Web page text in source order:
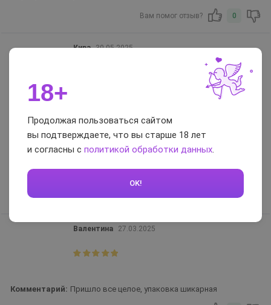
Вам помог отзыв? 0
Кира 30.05.2025
Недостатки:
Комментарий:
планирую перейти на тренажер
Вам помог отзыв? 0
Валентина 27.03.2025
Комментарий: Пришло все целое, упаковка шикарная
18+
Продолжая пользоваться сайтом
вы подтверждаете, что вы старше 18 лет
и согласны с политикой обработки данных
OK!